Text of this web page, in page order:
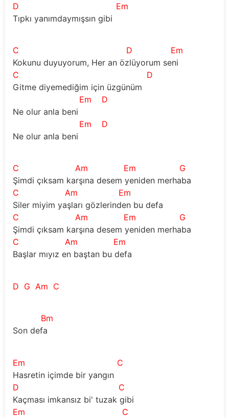
D
Em
Tıpkı yanımdaymışsın gibi
C D
Em
Kokunu duyuyorum, Her an özlüyorum seni
C
D
Gitme diyemediğim için üzgünüm
Em
D
Ne olur anla beni
Em
D
Ne olur anla beni
C Am Em
G
Şimdi çıksam karşına desem yeniden merhaba
C
Am
Em
Siler miyim yaşları gözlerinden bu defa
C
Am Em
G
Şimdi çıksam karşına desem yeniden merhaba
C
Am
Em
Başlar mıyız en baştan bu defa
D G Am C
Bm
Son defa
Em
C
Hasretin içimde bir yangın
D
C
Kaçması imkansız bi' tuzak gibi
Em
C